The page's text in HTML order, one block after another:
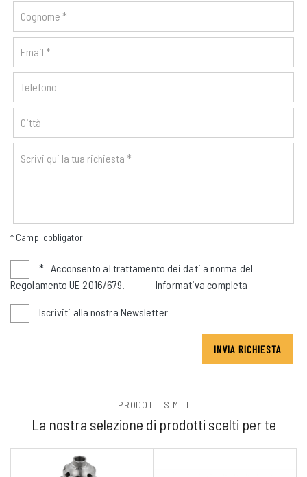
* Campi obbligatori
*
Acconsento al trattamento dei dati a norma del
Regolamento UE 2016/679.
Informativa completa
Iscriviti alla nostra Newsletter
INVIA RICHIESTA
PRODOTTI SIMILI
La nostra selezione di prodotti scelti per te